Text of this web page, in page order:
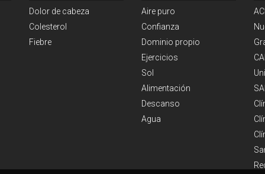
Dolor de cabeza
Colesterol
Fiebre
Aire puro
Confianza
Dominio propio
Ejercicios
Sol
Alimentación
Descanso
Agua